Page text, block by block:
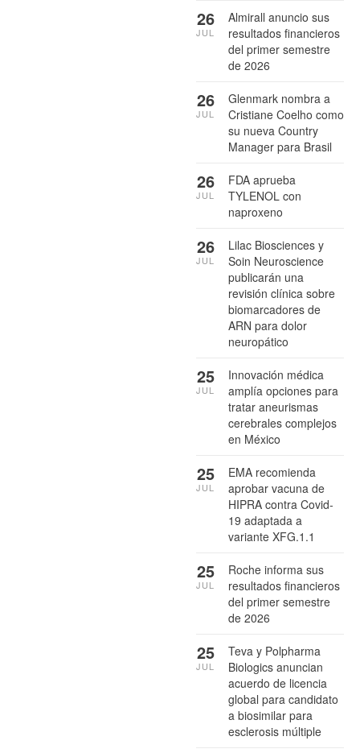
Almirall anuncio sus
resultados financieros
del primer semestre
de 2026
26
JUL
Glenmark nombra a
Cristiane Coelho como
su nueva Country
Manager para Brasil
26
JUL
FDA aprueba
TYLENOL con
naproxeno
26
JUL
Lilac Biosciences y
Soin Neuroscience
publicarán una
revisión clínica sobre
biomarcadores de
ARN para dolor
neuropático
26
JUL
Innovación médica
amplía opciones para
tratar aneurismas
cerebrales complejos
en México
25
JUL
EMA recomienda
aprobar vacuna de
HIPRA contra Covid-
19 adaptada a
variante XFG.1.1
25
JUL
Roche informa sus
resultados financieros
del primer semestre
de 2026
25
JUL
Teva y Polpharma
Biologics anuncian
acuerdo de licencia
global para candidato
a biosimilar para
esclerosis múltiple
25
JUL